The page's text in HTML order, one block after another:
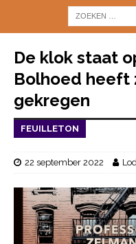
De klok staat
Bolhoed heeft
gekregen
FEUILLETON
22 september 2022